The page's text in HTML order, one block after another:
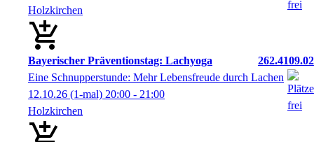
Holzkirchen
Bayerischer Präventionstag: Lachyoga
262.4109.02
Eine Schnupperstunde: Mehr Lebensfreude durch Lachen
12.10.26 (1-mal) 20:00 - 21:00
Holzkirchen